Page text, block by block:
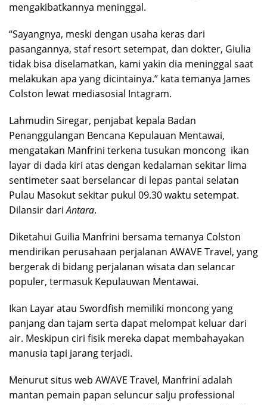
mengakibatkannya meninggal.
“Sayangnya, meski dengan usaha keras dari
pasangannya, staf resort setempat, dan dokter, Giulia
tidak bisa diselamatkan, kami yakin dia meninggal saat
melakukan apa yang dicintainya.” kata temanya James
Colston lewat mediasosial Intagram.
Lahmudin Siregar, penjabat kepala Badan
Penanggulangan Bencana Kepulauan Mentawai,
mengatakan Manfrini terkena tusukan moncong ikan
layar di dada kiri atas dengan kedalaman sekitar lima
sentimeter saat berselancar di lepas pantai selatan
Pulau Masokut sekitar pukul 09.30 waktu setempat.
Dilansir dariAntara.
Diketahui Guilia Manfrini bersama temanya Colston
mendirikan perusahaan perjalanan AWAVE Travel, yang
bergerak di bidang perjalanan wisata dan selancar
populer, termasuk Kepulauwan Mentawai.
Ikan Layar atau Swordfish memiliki moncong yang
panjang dan tajam serta dapat melompat keluar dari
air. Meskipun ciri fisik mereka dapat membahayakan
manusia tapi jarang terjadi.
Menurut situs web AWAVE Travel, Manfrini adalah
mantan pemain papan seluncur salju professional